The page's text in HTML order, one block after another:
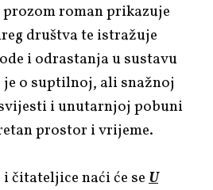
roman prikazuje
društva te istražuje
i odrastanja u sustavu
o suptilnoj, ali snažnoj
i unutarnjoj pobuni
prostor i vrijeme.
čitateljice naći će seU